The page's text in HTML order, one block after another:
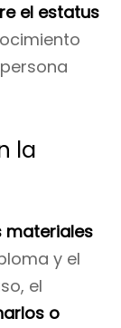
el estatus
la
materiales
y el
el
o